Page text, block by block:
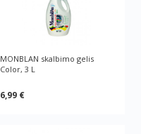
MONBLAN skalbimo gelis
Color, 3 L
6,99 €